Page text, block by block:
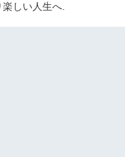
しい人生へ.